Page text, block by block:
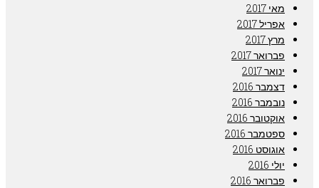
מאי 2017
אפריל 2017
מרץ 2017
פברואר 2017
ינואר 2017
דצמבר 2016
נובמבר 2016
אוקטובר 2016
ספטמבר 2016
אוגוסט 2016
יולי 2016
פברואר 2016